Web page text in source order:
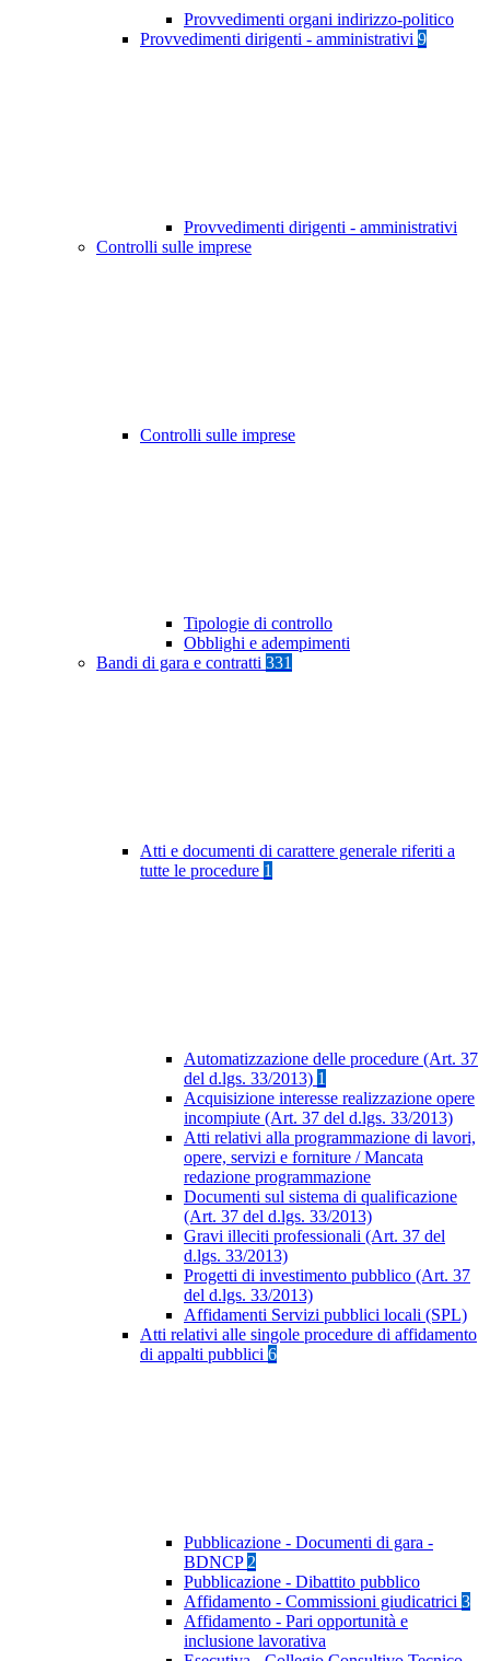
Provvedimenti organi indirizzo-politico
Provvedimenti dirigenti - amministrativi 9
Provvedimenti dirigenti - amministrativi
Controlli sulle imprese
Controlli sulle imprese
Tipologie di controllo
Obblighi e adempimenti
Bandi di gara e contratti 331
Atti e documenti di carattere generale riferiti a
tutte le procedure 1
Automatizzazione delle procedure (Art. 37
del d.lgs. 33/2013) 1
Acquisizione interesse realizzazione opere
incompiute (Art. 37 del d.lgs. 33/2013)
Atti relativi alla programmazione di lavori,
opere, servizi e forniture / Mancata
redazione programmazione
Documenti sul sistema di qualificazione
(Art. 37 del d.lgs. 33/2013)
Gravi illeciti professionali (Art. 37 del
d.lgs. 33/2013)
Progetti di investimento pubblico (Art. 37
del d.lgs. 33/2013)
Affidamenti Servizi pubblici locali (SPL)
Atti relativi alle singole procedure di affidamento
di appalti pubblici 6
Pubblicazione - Documenti di gara -
BDNCP 2
Pubblicazione - Dibattito pubblico
Affidamento - Commissioni giudicatrici 3
Affidamento - Pari opportunità e
inclusione lavorativa